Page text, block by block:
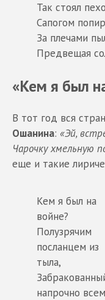
Так стоял
Сапогом
За плечами
Предвещая
«Кем я был
В тот год вся
Ошанина: «Эй,
Чарочку хмельную
еще и такие
Кем я был на
войне?
Полузрячим
посланцем из
тыла,
напрочно